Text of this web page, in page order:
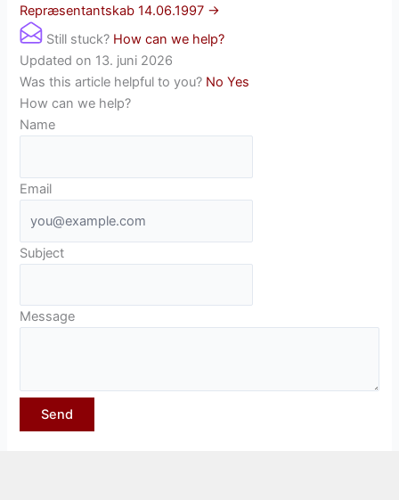
Repræsentantskab 14.06.1997 →
Still stuck? How can we help?
Updated on 13. juni 2026
Was this article helpful to you? NoYes
How can we help?
Name
Email
Subject
Message